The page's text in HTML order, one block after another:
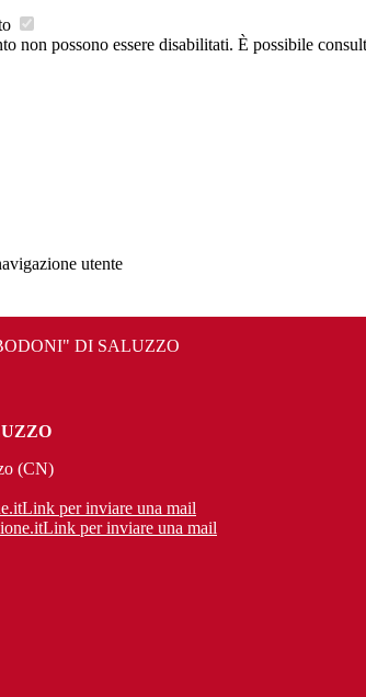
non possono essere disabilitati. È possibile
utente
DI SALUZZO
(CN)
Link per inviare una mail
Link per inviare una mail